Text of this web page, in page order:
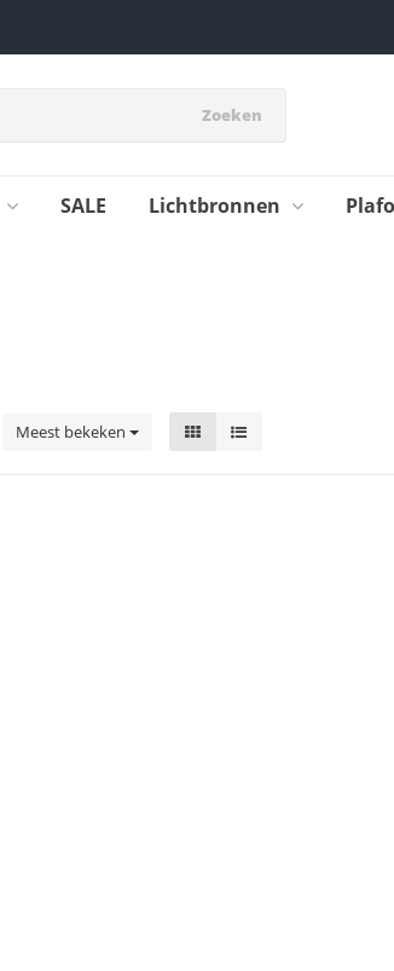
Zoeken
SALE Lichtbronnen
Meest bekeken